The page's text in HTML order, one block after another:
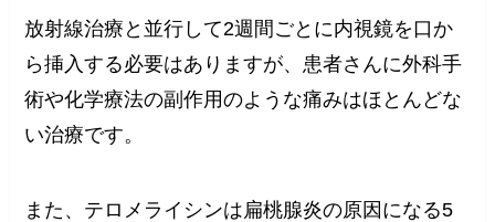
放射線治療と並行して2週間ごとに内視鏡を口か
ら挿入する必要はありますが、患者さんに外科手
術や化学療法の副作用のような痛みはほとんどな
い治療です。
また、テロメライシンは扁桃腺炎の原因になる5